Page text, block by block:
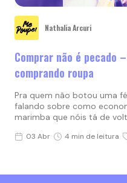
Nathalia Arcuri
Comprar não é pecado
comprando roupa
Pra quem não botou uma
falando sobre como
marimba que nóis tá de
03 Abr 4 min de leitura